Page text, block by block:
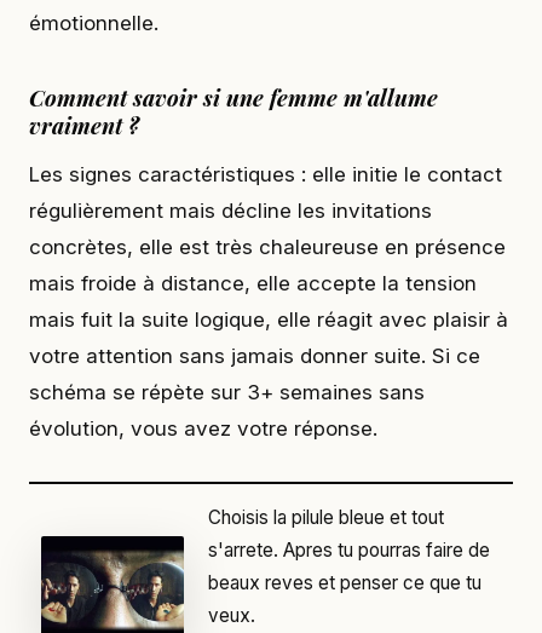
émotionnelle.
Comment savoir si une femme m'allume
vraiment ?
Les signes caractéristiques : elle initie le contact
régulièrement mais décline les invitations
concrètes, elle est très chaleureuse en présence
mais froide à distance, elle accepte la tension
mais fuit la suite logique, elle réagit avec plaisir à
votre attention sans jamais donner suite. Si ce
schéma se répète sur 3+ semaines sans
évolution, vous avez votre réponse.
Choisis la pilule bleue et tout
s'arrete. Apres tu pourras faire de
beaux reves et penser ce que tu
veux.